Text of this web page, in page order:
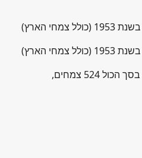
במלאי הצמחים הכללי קיימים בסך הכול 524 צמחים,